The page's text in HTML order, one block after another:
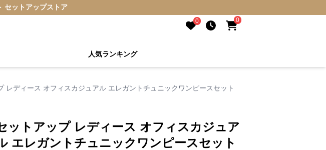
セットアップストア
0 0
人気ランキング
レディース オフィスカジュアル エレガントチュニックワンピースセット
ットアップ レディース オフィスカジュア
エレガントチュニックワンピースセット